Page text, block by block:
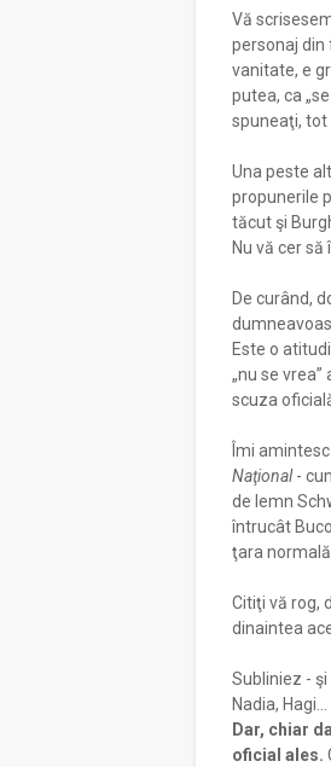
Vă
personaj din
vanitate, e
putea, ca
spuneaţi, tot
Una peste
propunerile
tăcut şi
Nu vă cer
De curând,
Este o
„nu se
scuza
Îmi
Naţional-
de lemn
întrucât
ţara
Citiţi vă rog,
dinaintea
Subliniez -
Nadia, Hagi...
Dar, chiar
oficial ales.